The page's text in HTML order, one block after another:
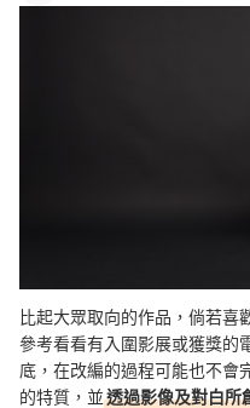
比起大眾取向的作品，倘若喜
參考看看有入圍影展或獲獎的
底，在改編的過程可能也不會
的特質，並透過影像及對白所